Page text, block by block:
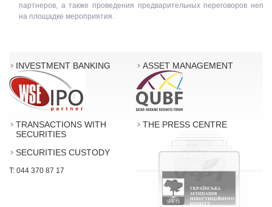
партнеров, а также проведения предварительных переговоров
на площадке мероприятия.
INVESTMENT BANKING ASSET MANAGEMENT
TRANSACTIONS WITH
SECURITIES
SECURITIES CUSTODY
T: 044 370 87 17
THE PRESS CENTRE